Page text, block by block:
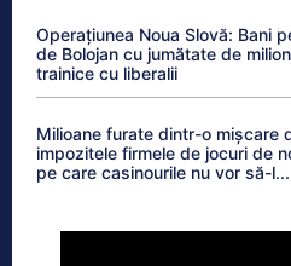
Operațiunea Noua Slovă: Bani
de Bolojan cu jumătate de
trainice cu liberalii
Milioane furate dintr-o mișcare
impozitele firmele de jocuri de
pe care casinourile nu vor să-l...